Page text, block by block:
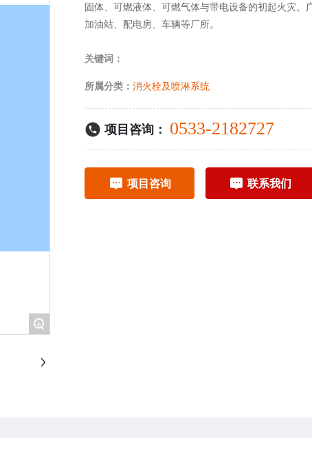
+
固体、可燃液体、可燃气体与带电设备的初起火灾。
加油站、配电房、车辆等厂所。
关键词：
所属分类：消火栓及喷淋系统
项目咨询： 0533-2182727
项目咨询 联系我们